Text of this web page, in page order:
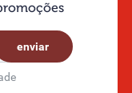
enviar